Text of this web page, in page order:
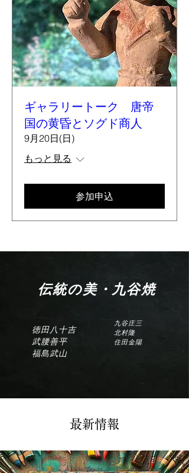
ギャラリートーク 唐帝
国の黄昏とソグド商人
9月20日(日)
もっと見る
参加申込
伝統の美・九谷焼
徳田八十吉
武腰善平
福島武山
九谷庄三
​北村隆
​住田金陽
​最新情報